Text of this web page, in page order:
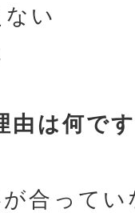
い
由は何で
合ってい